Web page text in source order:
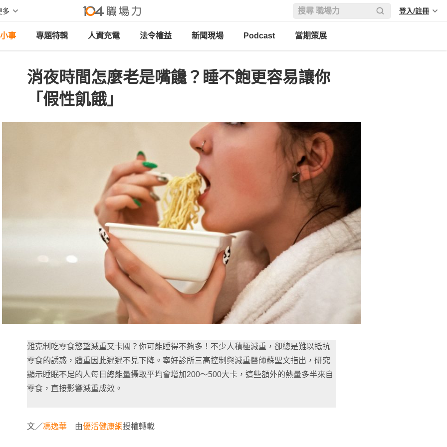
多 登入/註冊
事 專題特輯 人資充電 法令權益 新聞現場 Podcast 當期策展
消夜時間怎麼老是嘴饞？睡不飽更容易讓你
「假性飢餓」
難克制吃零食慾望減重又卡關？你可能睡得不夠多！不少人積極減重，卻總是難以抵抗
零食的誘惑，體重因此遲遲不見下降。寧好診所三高控制與減重醫師蘇聖文指出，研究
顯示睡眠不足的人每日總能量攝取平均會增加200～500大卡，這些額外的熱量多半來自
零食，直接影響減重成效。
文／馮逸華 由優活健康網授權轉載